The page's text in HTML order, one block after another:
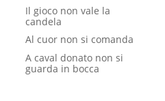
Il gioco non vale la
candela
Al cuor non si comanda
A caval donato non si
guarda in bocca